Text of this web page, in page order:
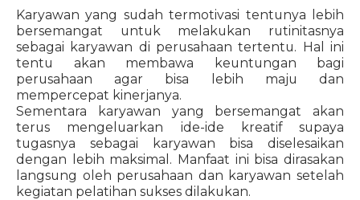
Karyawan yang sudah termotivasi tentunya lebih
bersemangat untuk melakukan rutinitasnya
sebagai karyawan di perusahaan tertentu. Hal ini
tentu akan membawa keuntungan bagi
perusahaan agar bisa lebih maju dan
mempercepat kinerjanya.
Sementara karyawan yang bersemangat akan
terus mengeluarkan ide-ide kreatif supaya
tugasnya sebagai karyawan bisa diselesaikan
dengan lebih maksimal. Manfaat ini bisa dirasakan
langsung oleh perusahaan dan karyawan setelah
kegiatan pelatihan sukses dilakukan.